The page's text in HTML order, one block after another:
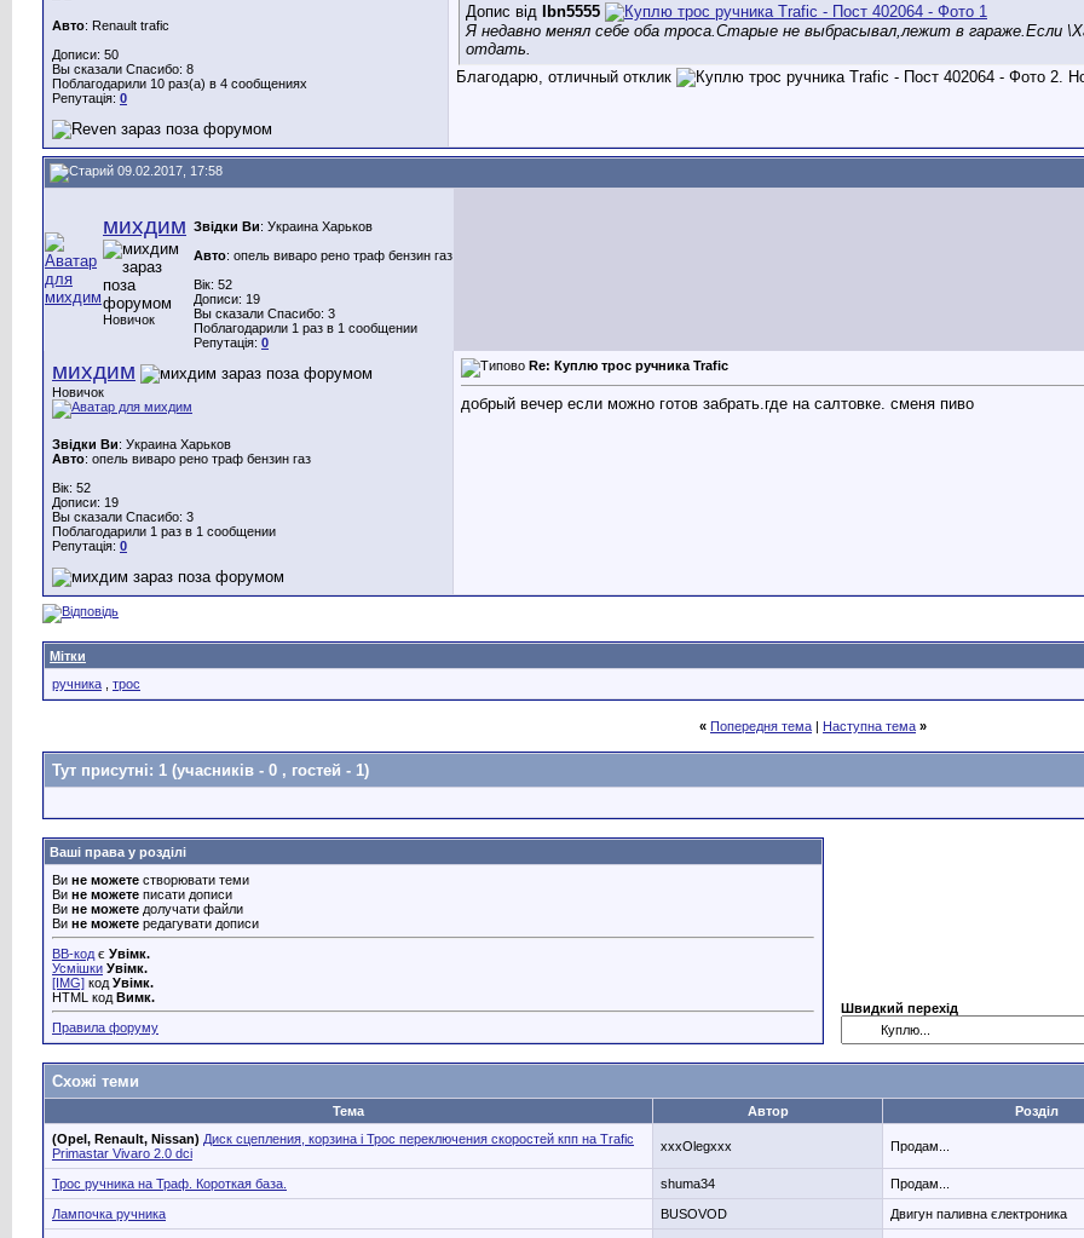
Авто: Renault trafic
Дописи: 50
Вы сказали Спасибо: 8
Поблагодарили 10 раз(а) в 4 сообщениях
Репутація: 0
Допис від
Ibn5555
Я недавно менял себе оба троса.Старые не выбрасывал,лежит в гараже.Если
отдать.
Благодарю, отличный отклик
.
09.02.2017, 17:58
михдим
Новичок
Звідки Ви: Украина Харьков
Авто: опель виваро рено траф бензин газ
Вік: 52
Дописи: 19
Вы сказали Спасибо: 3
Поблагодарили 1 раз в 1 сообщении
Репутація: 0
михдим
Новичок
Звідки Ви: Украина Харьков
Авто: опель виваро рено траф бензин газ
Вік: 52
Дописи: 19
Вы сказали Спасибо: 3
Поблагодарили 1 раз в 1 сообщении
Репутація: 0
Re: Куплю трос ручника Trafic
добрый вечер если можно готов забрать.где на салтовке. сменя пиво
Мітки
ручника
трос
« Попередня тема | Наступна тема »
Тут присутні: 1 (учасників - 0 , гостей - 1)
Ваші права у розділі
Ви не можете створювати теми
Ви не можете писати дописи
Ви не можете долучати файли
Ви не можете редагувати дописи
BB-код є Увімк.
Усмішки Увімк.
[IMG] код Увімк.
HTML код Вимк.
Правила форуму
Швидкий перехід
Схожі теми
Тема Автор
Розділ
(Opel, Renault, Nissan) Диск сцепления, корзина і Трос переключения скоростей кпп на Trafic
Primastar Vivaro 2.0 dci
xxxOlegxxx Продам...
Трос ручника на Траф. Короткая база. shuma34 Продам...
Лампочка ручника BUSOVOD Двигун паливна єлектроника